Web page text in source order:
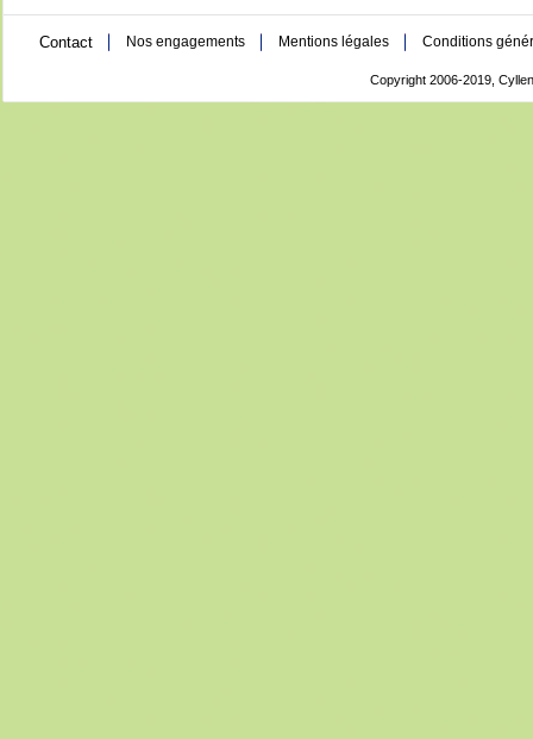
Contact Nos engagements Mentions légales Conditions
Copyright 2006-2019,